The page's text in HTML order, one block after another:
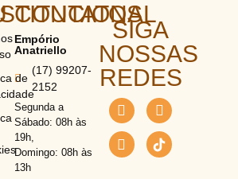
de
CONTATOS
Empório
Anatriello
(17) 99207-
2152
Segunda a
Sábado: 08h às
19h,
Domingo: 08h às
13h
SIGA
NOSSAS
REDES